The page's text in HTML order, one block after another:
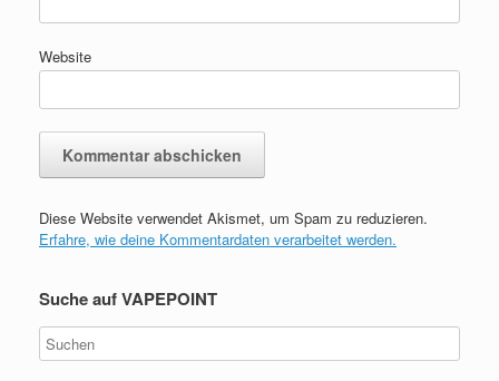
Website
A
l
r
n
a
t
Diese Website verwendet Akismet, um Spam zu reduzieren.
Erfahre, wie deine Kommentardaten verarbeitet werden.
Suche auf VAPEPOINT